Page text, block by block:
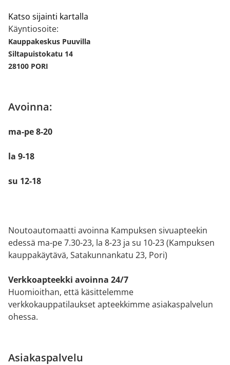
Katso sijainti kartalla
Käyntiosoite:
Kauppakeskus Puuvilla
Siltapuistokatu 14
28100 PORI
Avoinna:
ma-pe 8-20
la 9-18
su 12-18
Noutoautomaatti avoinna Kampuksen sivuapteekin
edessä ma-pe 7.30-23, la 8-23 ja su 10-23 (Kampuksen
kauppakäytävä, Satakunnankatu 23, Pori)
Verkkoapteekki avoinna 24/7
Huomioithan, että käsittelemme
verkkokauppatilaukset apteekkimme asiakaspalvelun
ohessa.
Asiakaspalvelu